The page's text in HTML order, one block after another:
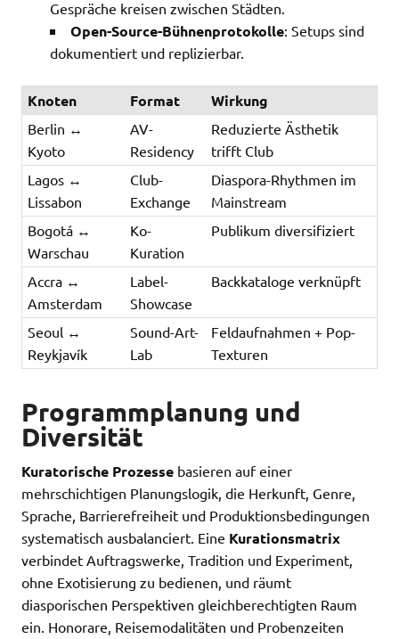
Gespräche kreisen zwischen Städten.
Open-Source-Bühnenprotokolle: Setups sind
dokumentiert und replizierbar.
Knoten Format Wirkung
Berlin ↔
Kyoto
AV-
Residency
Reduzierte Ästhetik
trifft Club
Lagos ↔
Lissabon
Club-
Exchange
Diaspora-Rhythmen im
Mainstream
Bogotá ↔
Warschau
Ko-
Kuration
Publikum diversifiziert
Accra ↔
Amsterdam
Label-
Showcase
Backkataloge verknüpft
Seoul ↔
Reykjavík
Sound-Art-
Lab
Feldaufnahmen + Pop-
Texturen
Programmplanung und
Diversität
Kuratorische Prozesse basieren auf einer
mehrschichtigen Planungslogik, die Herkunft, Genre,
Sprache, Barrierefreiheit und Produktionsbedingungen
systematisch ausbalanciert. Eine Kurationsmatrix
verbindet Auftragswerke, Tradition und Experiment,
ohne Exotisierung zu bedienen, und räumt
diasporischen Perspektiven gleichberechtigten Raum
ein. Honorare, Reisemodalitäten und Probenzeiten